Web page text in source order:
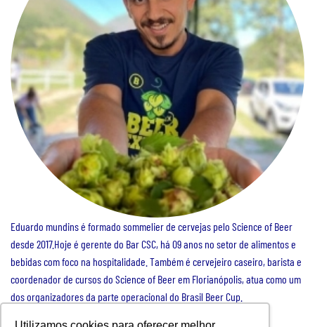
Eduardo mundins é formado sommelier de cervejas pelo Science of Beer
desde 2017.Hoje é gerente do Bar CSC, há 09 anos no setor de alimentos e
bebidas com foco na hospitalidade. Também é cervejeiro caseiro, barista e
coordenador de cursos do Science of Beer em Florianópolis, atua como um
dos organizadores da parte operacional do Brasil Beer Cup.